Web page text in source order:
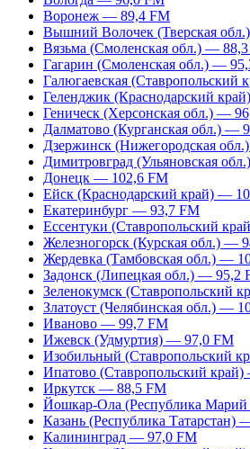
Воронеж — 89,4 FM
Вышний Волочек (Тверская
Вязьма (Смоленская обл.) —
Гагарин (Смоленская обл.) —
Галюгаевская (Ставропольский
Геленджик (Краснодарский
Геническ (Херсонская обл.) —
Далматово (Курганская обл.) —
Дзержинск (Нижегородская
Димитровград (Ульяновская
Донецк — 102,6 FM
Ейск (Краснодарский край) —
Екатеринбург — 93,7 FM
Ессентуки (Ставропольский
Железногорск (Курская обл.) —
Жердевка (Тамбовская обл.) —
Задонск (Липецкая обл.) — 95,2
Зеленокумск (Ставропольский
Златоуст (Челябинская обл.) —
Иваново — 99,7 FM
Ижевск (Удмуртия) — 97,0 FM
Изобильный (Ставропольский
Ипатово (Ставропольский
Иркутск — 88,5 FM
Йошкар-Ола (Республика
Казань (Республика Татарстан)
Калининград — 97,0 FM